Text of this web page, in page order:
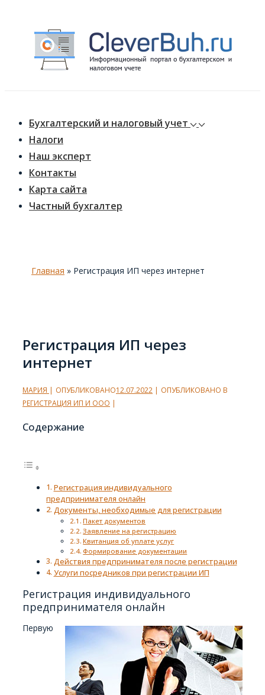
основному
содержимому
Бухгалтерский и налоговый учет
Налоги
Наш эксперт
Контакты
Карта сайта
Частный бухгалтер
Главная » Регистрация ИП через интернет
Регистрация ИП через
интернет
МАРИЯ ОПУБЛИКОВАНО12.07.2022
ОПУБЛИКОВАНО В
РЕГИСТРАЦИЯ ИП И ООО
Содержание
Регистрация индивидуального
предпринимателя онлайн
Документы, необходимые для регистрации
Пакет документов
Заявление на регистрацию
Квитанция об уплате услуг
Формирование документации
Действия предпринимателя после регистрации
Услуги посредников при регистрации ИП
Регистрация индивидуального
предпринимателя онлайн
Первую